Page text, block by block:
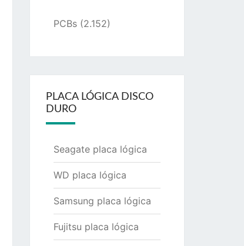
PCBs(2.152)
PLACA LÓGICA DISCO
DURO
Seagate placa lógica
WD placa lógica
Samsung placa lógica
Fujitsu placa lógica